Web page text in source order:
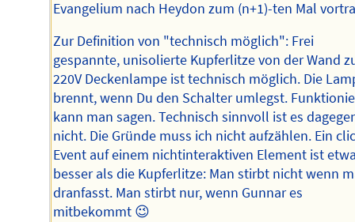
Evangelium nach Heydon zum (n+1)-ten Mal
Zur Definition von "technisch möglich": Frei
gespannte, unisolierte Kupferlitze von der Wand
220V Deckenlampe ist technisch möglich. Die
brennt, wenn Du den Schalter umlegst.
kann man sagen. Technisch sinnvoll ist es
nicht. Die Gründe muss ich nicht aufzählen. Ein
Event auf einem nichtinteraktiven Element ist
besser als die Kupferlitze: Man stirbt nicht wenn
dranfasst. Man stirbt nur, wenn Gunnar es
mitbekommt 😉